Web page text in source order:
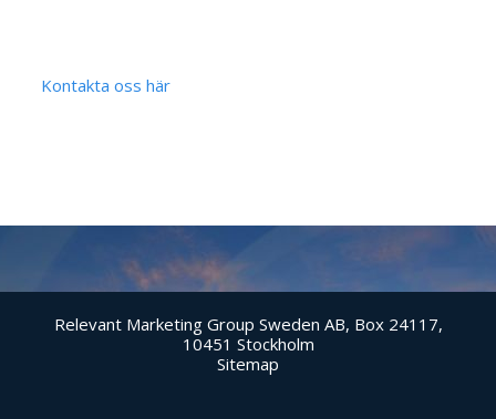
Kontakta oss här
Relevant Marketing Group Sweden AB, Box 24117,
10451 Stockholm
Sitemap